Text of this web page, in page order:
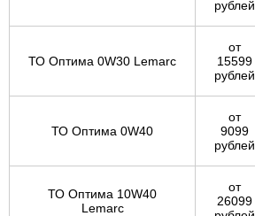
рублей
ТО Оптима 0W30 Lemarc
от
15599
рублей
ТО Оптима 0W40
от
9099
рублей
ТО Оптима 10W40
Lemarc
от
26099